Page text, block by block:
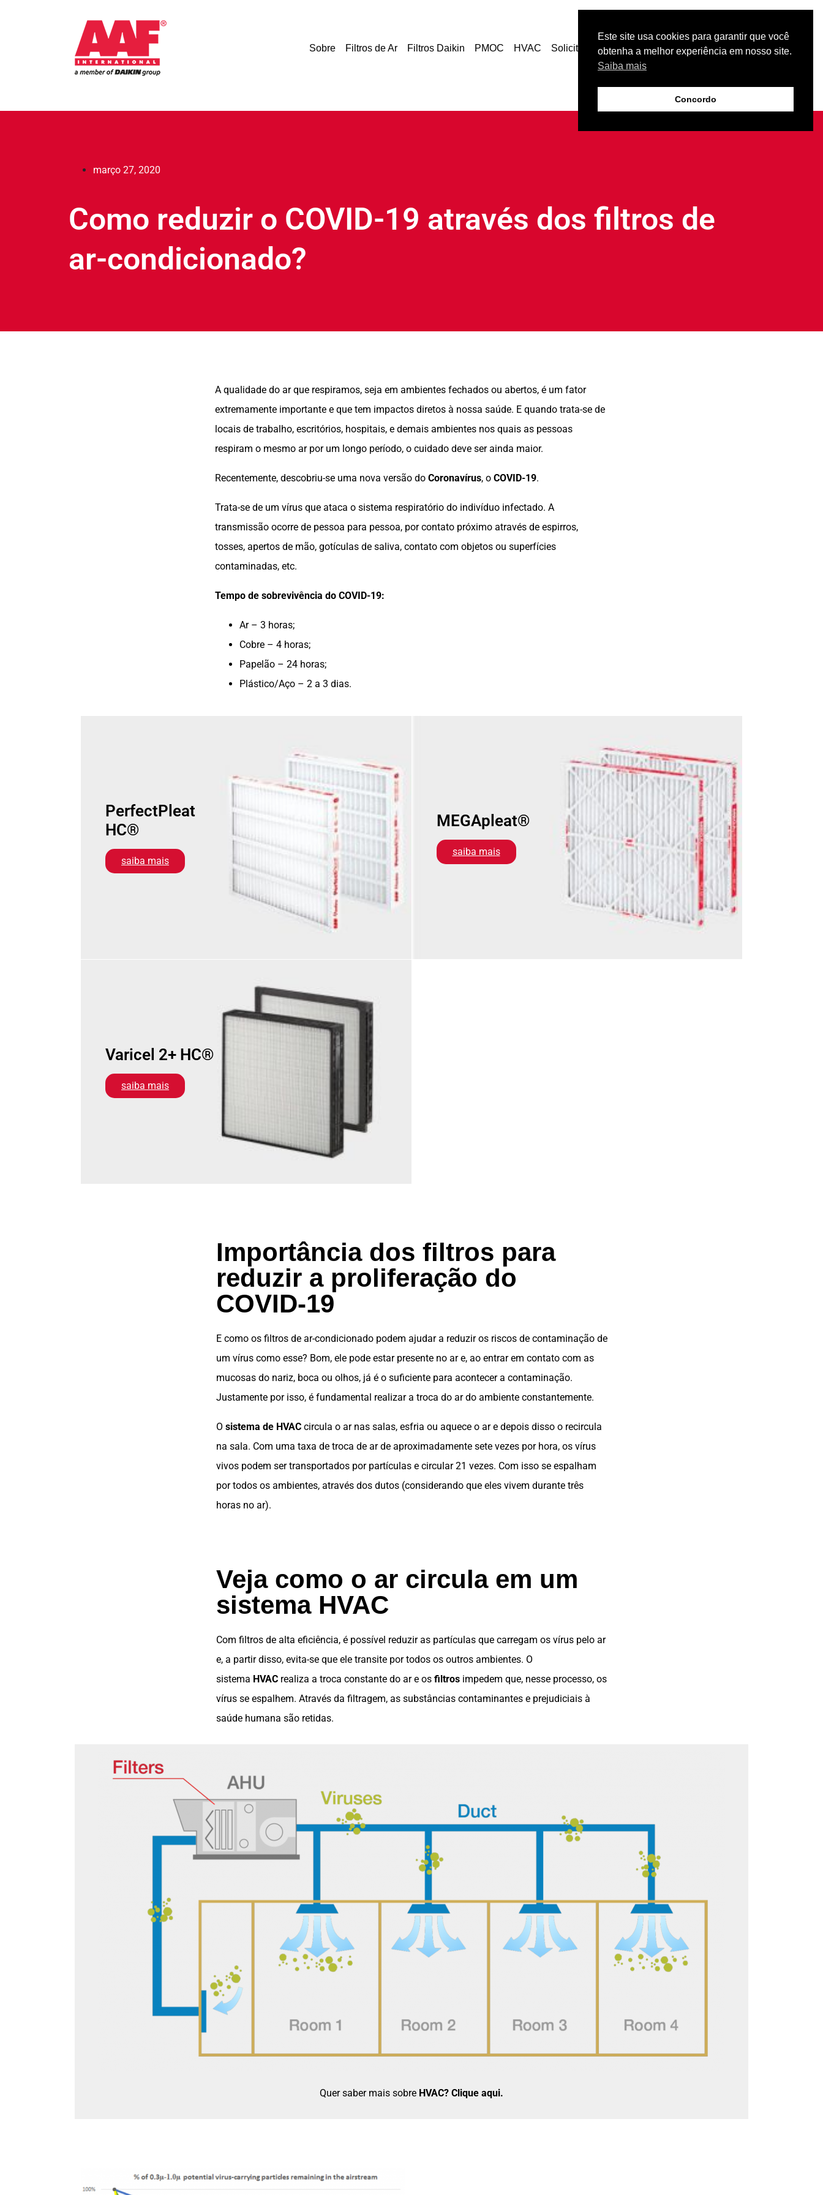
Sobre Filtros de Ar Filtros Daikin PMOC HVAC Solicite uma cotação
março 27, 2020
Como reduzir o COVID-19 através dos filtros de
ar-condicionado?
A qualidade do ar que respiramos, seja em ambientes fechados ou abertos, é um fator
extremamente importante e que tem impactos diretos à nossa saúde. E quando trata-se de
locais de trabalho, escritórios, hospitais, e demais ambientes nos quais as pessoas
respiram o mesmo ar por um longo período, o cuidado deve ser ainda maior.
Recentemente, descobriu-se uma nova versão do Coronavírus, o COVID-19.
Trata-se de um vírus que ataca o sistema respiratório do indivíduo infectado. A
transmissão ocorre de pessoa para pessoa, por contato próximo através de espirros,
tosses, apertos de mão, gotículas de saliva, contato com objetos ou superfícies
contaminadas, etc.
Tempo de sobrevivência do COVID-19:
Ar – 3 horas;
Cobre – 4 horas;
Papelão – 24 horas;
Plástico/Aço – 2 a 3 dias.
PerfectPleat
HC®
saiba mais
MEGApleat®
saiba mais
Varicel 2+ HC®
saiba mais
Importância dos filtros para
reduzir a proliferação do
COVID-19
E como os filtros de ar-condicionado podem ajudar a reduzir os riscos de contaminação de
um vírus como esse? Bom, ele pode estar presente no ar e, ao entrar em contato com as
mucosas do nariz, boca ou olhos, já é o suficiente para acontecer a contaminação.
Justamente por isso, é fundamental realizar a troca do ar do ambiente constantemente.
O sistema de HVAC circula o ar nas salas, esfria ou aquece o ar e depois disso o recircula
na sala. Com uma taxa de troca de ar de aproximadamente sete vezes por hora, os vírus
vivos podem ser transportados por partículas e circular 21 vezes. Com isso se espalham
por todos os ambientes, através dos dutos (considerando que eles vivem durante três
horas no ar).
Veja como o ar circula em um
sistema HVAC
Com filtros de alta eficiência, é possível reduzir as partículas que carregam os vírus pelo ar
e, a partir disso, evita-se que ele transite por todos os outros ambientes. O
sistema HVAC realiza a troca constante do ar e os filtros impedem que, nesse processo, os
vírus se espalhem. Através da filtragem, as substâncias contaminantes e prejudiciais à
saúde humana são retidas.
Quer saber mais sobre HVAC? Clique aqui.
Este site usa cookies para garantir que você
obtenha a melhor experiência em nosso site.
Saiba mais
Concordo